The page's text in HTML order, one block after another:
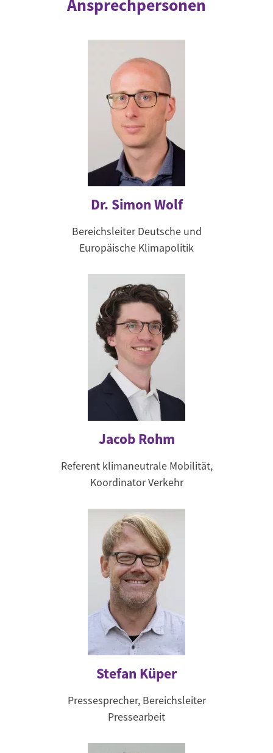
Ansprechpersonen
Dr. Simon Wolf
Bereichsleiter Deutsche und
Europäische Klimapolitik
Jacob Rohm
Referent klimaneutrale Mobilität,
Koordinator Verkehr
Stefan Küper
Pressesprecher, Bereichsleiter
Pressearbeit